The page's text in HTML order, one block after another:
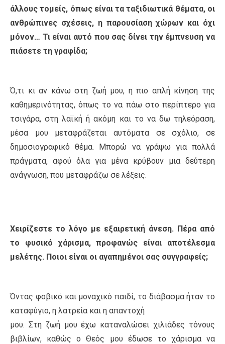
άλλους τομείς, όπως είναι τα ταξιδιωτικά θέματα, οι
ανθρώπινες σχέσεις, η παρουσίαση χώρων και όχι
μόνον… Τι είναι αυτό που σας δίνει την έμπνευση να
πιάσετε τη γραφίδα;
Ό,τι κι αν κάνω στη ζωή μου, η πιο απλή κίνηση της
καθημερινότητας, όπως το να πάω στο περίπτερο για
τσιγάρα, στη λαϊκή ή ακόμη και το να δω τηλεόραση,
μέσα μου μεταφράζεται αυτόματα σε σχόλιο, σε
δημοσιογραφικό θέμα. Μπορώ να γράψω για πολλά
πράγματα, αφού όλα για μένα κρύβουν μια δεύτερη
ανάγνωση, που μεταφράζω σε λέξεις.
Χειρίζεστε το λόγο με εξαιρετική άνεση. Πέρα από
το φυσικό χάρισμα, προφανώς είναι αποτέλεσμα
μελέτης. Ποιοι είναι οι αγαπημένοι σας συγγραφείς;
Όντας φοβικό και μοναχικό παιδί, το διάβασμα ήταν το
καταφύγιο, η λατρεία και η απαντοχή
μου. Στη ζωή μου έχω καταναλώσει χιλιάδες τόνους
βιβλίων, καθώς ο Θεός μου έδωσε το χάρισμα να